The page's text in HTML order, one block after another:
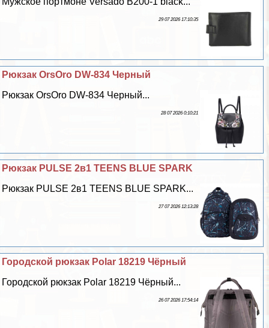
29 07 2026 17:10:35
Рюкзак OrsOro DW-834 Черный
Рюкзак OrsOro DW-834 Черный...
28 07 2026 0:10:21
Рюкзак PULSE 2в1 TEENS BLUE SPARK
Рюкзак PULSE 2в1 TEENS BLUE SPARK...
27 07 2026 12:13:28
Городской рюкзак Polar 18219 Чёрный
Городской рюкзак Polar 18219 Чёрный...
26 07 2026 17:54:14